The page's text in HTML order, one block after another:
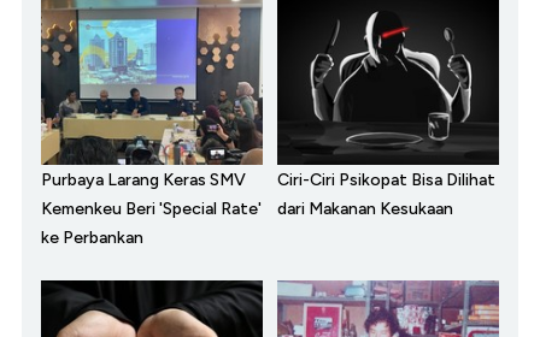
Purbaya Larang Keras SMV
Kemenkeu Beri 'Special Rate'
ke Perbankan
Ciri-Ciri Psikopat Bisa Dilihat
dari Makanan Kesukaan